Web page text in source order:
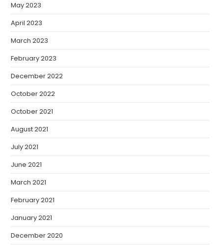
May 2023
April 2023
March 2023
February 2023
December 2022
October 2022
October 2021
August 2021
July 2021
June 2021
March 2021
February 2021
January 2021
December 2020